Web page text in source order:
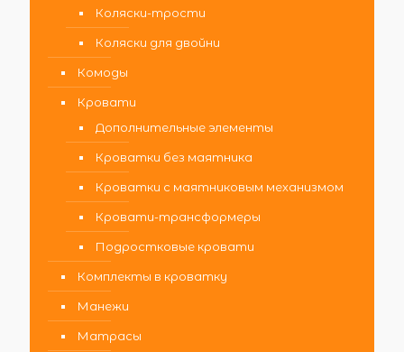
Коляски-трости
Коляски для двойни
Комоды
Кровати
Дополнительные элементы
Кроватки без маятника
Кроватки с маятниковым механизмом
Кровати-трансформеры
Подростковые кровати
Комплекты в кроватку
Манежи
Матрасы